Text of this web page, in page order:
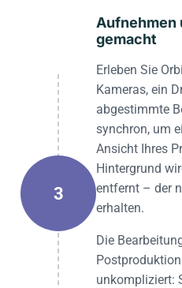
3
Aufnehmen
gemacht
Erleben Sie
Kameras, ein
abgestimmte
synchron, um
Ansicht Ihres
Hintergrund
entfernt – der
erhalten.
Die
unkompliziert: